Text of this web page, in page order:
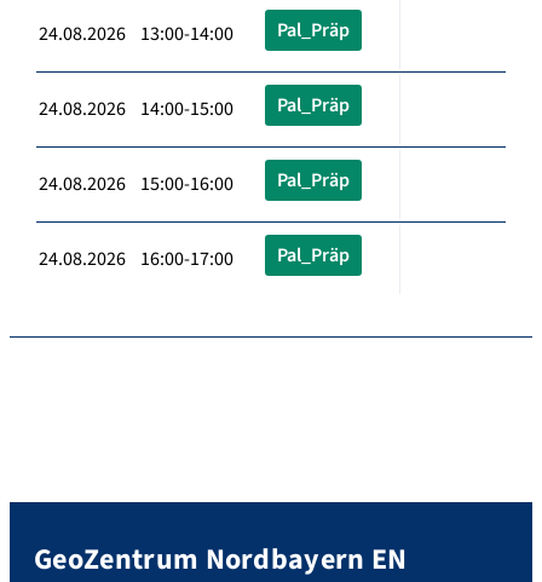
24.08.2026 13:00-14:00 Pal_Präp
24.08.2026 14:00-15:00 Pal_Präp
24.08.2026 15:00-16:00 Pal_Präp
24.08.2026 16:00-17:00 Pal_Präp
GeoZentrum Nordbayern EN